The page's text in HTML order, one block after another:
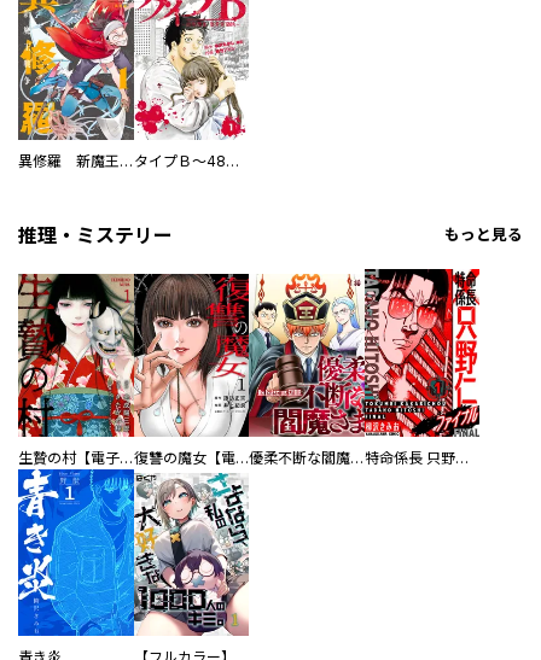
異修羅 新魔王戦争 タイプＢ～48時間後、致死率100％～【単話】
推理・ミステリー もっと見る
生贄の村【電子単行本版】 復讐の魔女【電子単行本版】 優柔不断な閻魔さま 特命係長 只野仁ファイナル 愛蔵版